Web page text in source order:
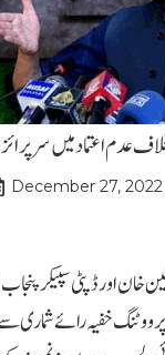
عدم اعتماد میں
December 27, 2022
خان اور ڈپٹی سپیکر پنجاب
ووٹنگ خفیہ رائے شماری